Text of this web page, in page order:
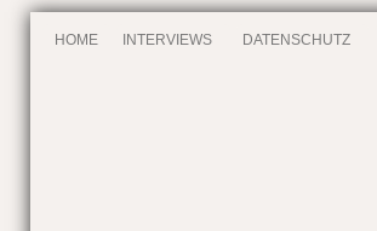
HOME INTERVIEWS DATENSCHUTZ